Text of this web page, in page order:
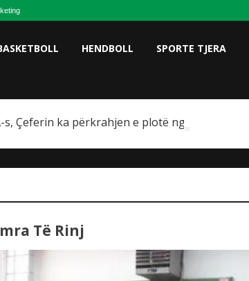
HENDBOLL SPORTE TJERA
s, Çeferin ka përkrahjen e plotë nga Omeragiç
Të Rinj